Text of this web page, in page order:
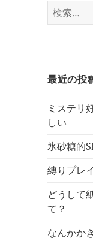
検
索:
最近の投
ミステリ
しい
氷砂糖的
縛りプレ
どうして
て？
なんかか